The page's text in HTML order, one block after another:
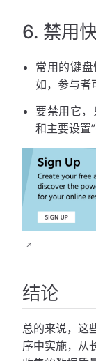
6. 禁用
常用的键
如，参与者
要禁用它，
和主要设置
结论
总的来说，这
序中实施，从